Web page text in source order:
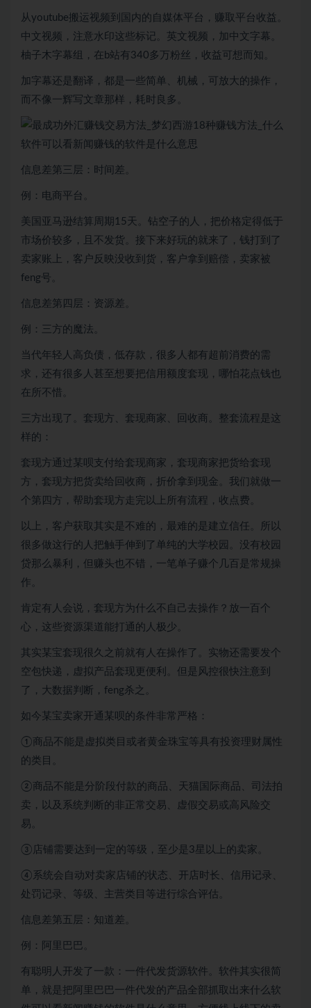
从youtube搬运视频到国内的自媒体平台，赚取平台收益。
中文视频，注意水印这些标记。英文视频，加中文字幕。
柚子木字幕组，在b站有340多万粉丝，收益可想而知。
加字幕还是翻译，都是一些简单、机械，可放大的操作，
而不像一辉写文章那样，耗时良多。
信息差第三层：时间差。
例：电商平台。
美国亚马逊结算周期15天。钻空子的人，把价格定得低于
市场价较多，且不发货。接下来好玩的就来了，钱打到了
卖家账上，客户反映没收到货，客户拿到赔偿，卖家被
feng号。
信息差第四层：资源差。
例：三方的魔法。
当代年轻人高负债，低存款，很多人都有超前消费的需
求，还有很多人甚至想要把信用额度套现，哪怕花点钱也
在所不惜。
三方出现了。套现方、套现商家、回收商。整套流程是这
样的：
套现方通过某呗支付给套现商家，套现商家把货给套现
方，套现方把货卖给回收商，折价拿到现金。我们就做一
个第四方，帮助套现方走完以上所有流程，收点费。
以上，客户获取其实是不难的，最难的是建立信任。所以
很多做这行的人把触手伸到了单纯的大学校园。没有校园
贷那么暴利，但赚头也不错，一笔单子赚个几百是常规操
作。
肯定有人会说，套现方为什么不自己去操作？放一百个
心，这些资源渠道能打通的人极少。
其实某宝套现很久之前就有人在操作了。实物还需要发个
空包快递，虚拟产品套现更便利。但是风控很快注意到
了，大数据判断，feng杀之。
如今某宝卖家开通某呗的条件非常严格：
①商品不能是虚拟类目或者黄金珠宝等具有投资理财属性
的类目。
②商品不能是分阶段付款的商品、天猫国际商品、司法拍
卖，以及系统判断的非正常交易、虚假交易或高风险交
易。
③店铺需要达到一定的等级，至少是3星以上的卖家。
④系统会自动对卖家店铺的状态、开店时长、信用记录、
处罚记录、等级、主营类目等进行综合评估。
信息差第五层：知道差。
例：阿里巴巴。
有聪明人开发了一款：一件代发货源软件。软件其实很简
单，就是把阿里巴巴一件代发的产品全部抓取出来什么软